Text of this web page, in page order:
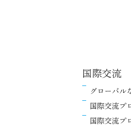
国際交流
グローバル
国際交流プ
国際交流プ